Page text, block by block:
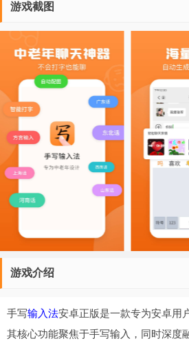
游戏截图
游戏介绍
手写输入法安卓正版是一款专为安卓用
其核心功能聚焦于手写输入，同时深度